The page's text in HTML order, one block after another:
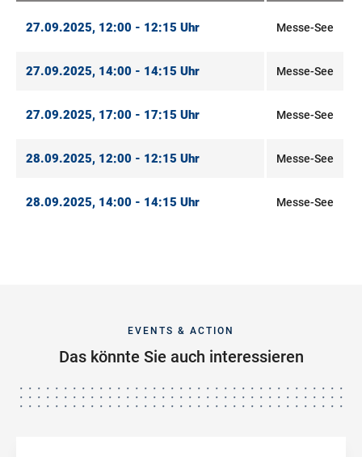
27.09.2025, 12:00 - 12:15 Uhr Messe-See
27.09.2025, 14:00 - 14:15 Uhr Messe-See
27.09.2025, 17:00 - 17:15 Uhr Messe-See
28.09.2025, 12:00 - 12:15 Uhr Messe-See
28.09.2025, 14:00 - 14:15 Uhr Messe-See
EVENTS & ACTION
Das könnte Sie auch interessieren